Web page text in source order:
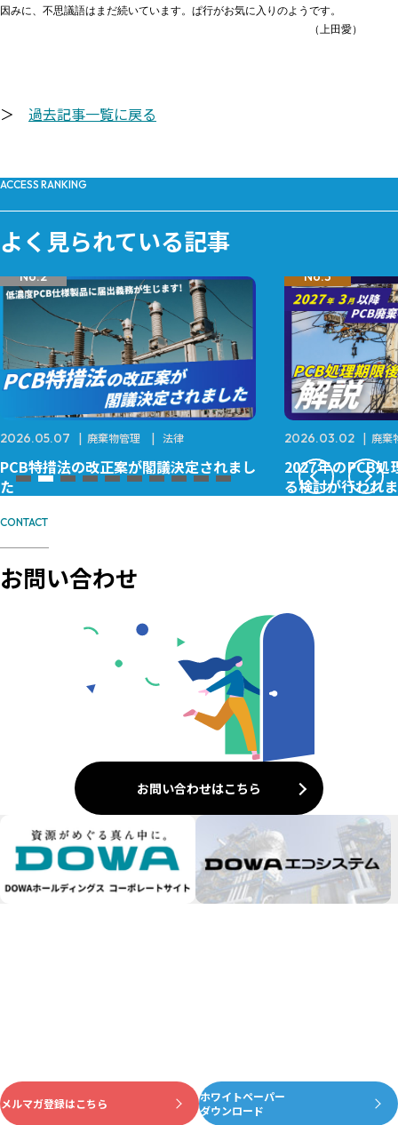
因みに、不思議語はまだ続いています。ぱ行がお気に入りのようです。
（上田愛）
＞ 過去記事一覧に戻る
ACCESS RANKING
よく見られている記事
No.2
2026.05.07 廃棄物管理 法律
PCB特措法の改正案が閣議決定されまし
た
No.3
2026.03.02 廃棄
2027年のPCB
る検討が行われ
CONTACT
お問い合わせ
お問い合わせはこちら
メルマガ登録はこちら
ホワイトペーパー
ダウンロード
資源がめぐる真ん